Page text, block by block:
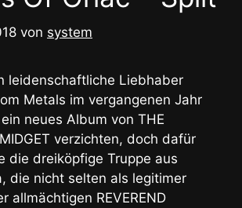
von system
leidenschaftliche Liebhaber
Metals im vergangenen Jahr
neues Album von THE
verzichten, doch dafür
die dreiköpfige Truppe aus
die nicht selten als legitimer
allmächtigen REVEREND